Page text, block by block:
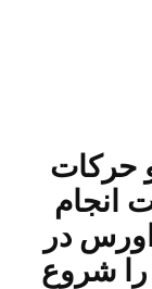
حرکات
انجام
در
شروع